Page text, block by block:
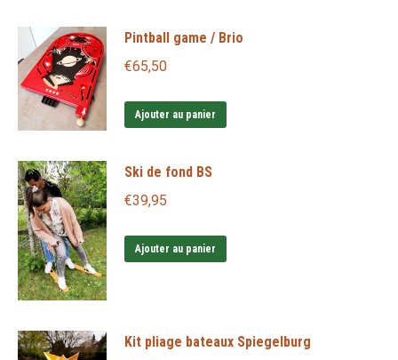
Pintball game / Brio
€65,50
Ajouter au panier
Ski de fond BS
€39,95
Ajouter au panier
Kit pliage bateaux Spiegelburg